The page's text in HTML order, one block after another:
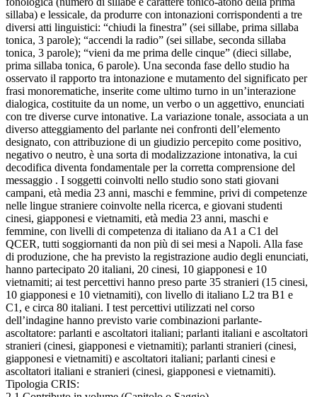
sillaba) e lessicale, da produrre con intonazioni corrispondenti a tre
diversi atti linguistici: “chiudi la finestra” (sei sillabe, prima sillaba
tonica, 3 parole); “accendi la radio” (sei sillabe, seconda sillaba
tonica, 3 parole); “vieni da me prima delle cinque” (dieci sillabe,
prima sillaba tonica, 6 parole). Una seconda fase dello studio ha
osservato il rapporto tra intonazione e mutamento del significato per
frasi monorematiche, inserite come ultimo turno in un’interazione
dialogica, costituite da un nome, un verbo o un aggettivo, enunciati
con tre diverse curve intonative. La variazione tonale, associata a un
diverso atteggiamento del parlante nei confronti dell’elemento
designato, con attribuzione di un giudizio percepito come positivo,
negativo o neutro, è una sorta di modalizzazione intonativa, la cui
decodifica diventa fondamentale per la corretta comprensione del
messaggio . I soggetti coinvolti nello studio sono stati giovani
campani, età media 23 anni, maschi e femmine, privi di competenze
nelle lingue straniere coinvolte nella ricerca, e giovani studenti
cinesi, giapponesi e vietnamiti, età media 23 anni, maschi e
femmine, con livelli di competenza di italiano da A1 a C1 del
QCER, tutti soggiornanti da non più di sei mesi a Napoli. Alla fase
di produzione, che ha previsto la registrazione audio degli enunciati,
hanno partecipato 20 italiani, 20 cinesi, 10 giapponesi e 10
vietnamiti; ai test percettivi hanno preso parte 35 stranieri (15 cinesi,
10 giapponesi e 10 vietnamiti), con livello di italiano L2 tra B1 e
C1, e circa 80 italiani. I test percettivi utilizzati nel corso
dell’indagine hanno previsto varie combinazioni parlante-
ascoltatore: parlanti e ascoltatori italiani; parlanti italiani e ascoltatori
stranieri (cinesi, giapponesi e vietnamiti); parlanti stranieri (cinesi,
giapponesi e vietnamiti) e ascoltatori italiani; parlanti cinesi e
ascoltatori italiani e stranieri (cinesi, giapponesi e vietnamiti).
Tipologia CRIS: